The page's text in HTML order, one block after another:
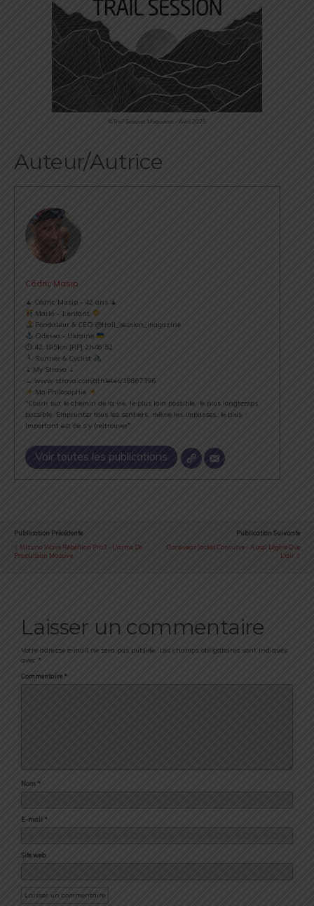
©Trail Session Magazine – Avril 2025
Auteur/Autrice
Cédric Masip
▲ Cédric Masip - 42 ans ▲
Marié - 1 enfant
Fondateur & CEO @trail_session_magazine
Odessa - Ukraine
⏱ 42.195km [RP] 2h46’52
Runner & Cyclist
⇣ My Strava ⇣
→ www.strava.com/athletes/18867396
Ma Philosophie
"Courir sur le chemin de la vie, le plus loin possible, le plus longtemps
possible. Emprunter tous les sentiers, même les impasses, le plus
important est de s’y (re)trouver".
Voir toutes les publications
Publication Précédente
Mizuno Wave Rebellion Pro3 - L'arme De
Propulsion Massive
Publication Suivante
Gorewear Jacket Concurve - Aussi Légère Que
L'air
Laisser un commentaire
Votre adresse e-mail ne sera pas publiée. Les champs obligatoires sont indiqués
avec *
Commentaire *
Nom *
E-mail *
Site web